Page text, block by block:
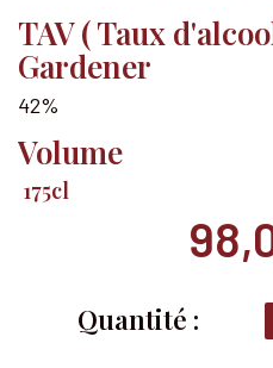
TAV ( Taux
Gardener
42%
Volume
175cl